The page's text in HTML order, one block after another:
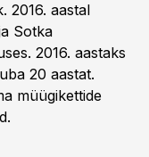
2016. aastal
Sotka
2016. aastaks
20 aastat.
müügikettide